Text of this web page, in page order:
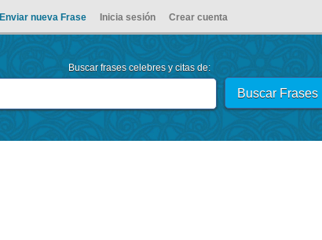
Enviar nueva Frase Inicia sesión Crear cuenta
Buscar frases celebres y citas de: